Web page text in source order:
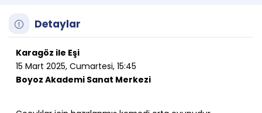
Detaylar
Karagöz ile Eşi
15 Mart 2025, Cumartesi, 15:45
Boyoz Akademi Sanat Merkezi